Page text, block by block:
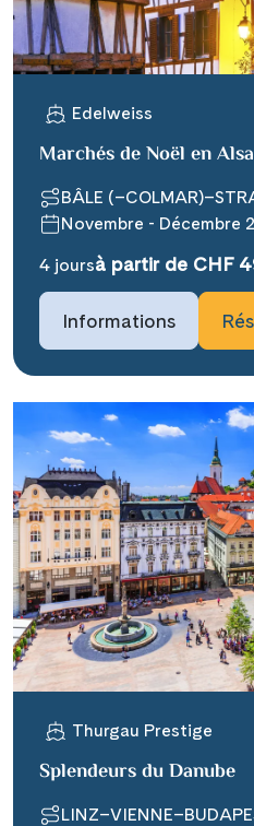
Telegram
per E-Mail senden
Edelweiss
Marchés de Noël en
BÂLE
Novembre - Décembre
4 joursà partir de CHF
Informations
Thurgau Prestige
Splendeurs du Danube